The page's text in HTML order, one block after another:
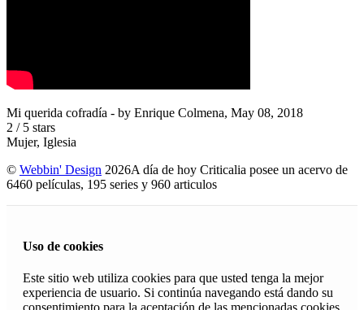
Mi querida cofradía - by Enrique Colmena, May 08, 2018
2 / 5 stars
Mujer, Iglesia
© Webbin' Design 2026A día de hoy Criticalia posee un acervo de
6460 películas, 195 series y 960 articulos
Uso de cookies
Este sitio web utiliza cookies para que usted tenga la mejor
experiencia de usuario. Si continúa navegando está dando su